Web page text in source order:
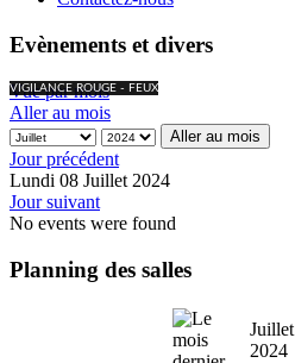
Evènements et divers
VIGILANCE ROUGE - FEUX
Vue par mois
Aller au mois
Aller au mois
Jour précédent
Lundi 08 Juillet 2024
Jour suivant
No events were found
Planning des salles
Juillet
2024